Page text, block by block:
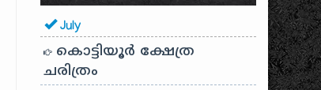
July
കൊട്ടിയൂർ ക്ഷേത്ര
ചരിത്രം